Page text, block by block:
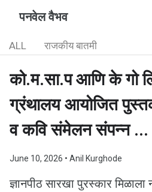
पनवेल वैभव
ALL राजकीय बातमी
को.म.सा.प आणि के गो
ग्रंथालय आयोजित
व कवि संमेलन संपन्न ...
June 10, 2026 • Anil Kurghode
ज्ञानपीठ सारखा पुरस्कार मिळाला